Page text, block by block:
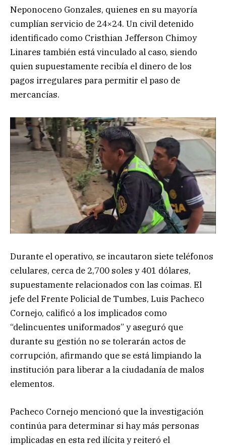
Neponoceno Gonzales, quienes en su mayoría
cumplían servicio de 24×24. Un civil detenido
identificado como Cristhian Jefferson Chimoy
Linares también está vinculado al caso, siendo
quien supuestamente recibía el dinero de los
pagos irregulares para permitir el paso de
mercancías.
Durante el operativo, se incautaron siete teléfonos
celulares, cerca de 2,700 soles y 401 dólares,
supuestamente relacionados con las coimas. El
jefe del Frente Policial de Tumbes, Luis Pacheco
Cornejo, calificó a los implicados como
“delincuentes uniformados” y aseguró que
durante su gestión no se tolerarán actos de
corrupción, afirmando que se está limpiando la
institución para liberar a la ciudadanía de malos
elementos.
Pacheco Cornejo mencionó que la investigación
continúa para determinar si hay más personas
implicadas en esta red ilícita y reiteró el